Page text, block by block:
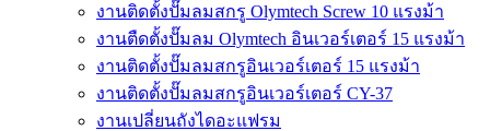
งานติดตั้งปั๊มลมสกรู Olymtech Screw 10 แรงม้า
งานตืดตั้งปั๊มลม Olymtech อินเวอร์เตอร์ 15 แรงม้า
งานติดตั้งปั๊มลมสกรูอินเวอร์เตอร์ 15 แรงม้า
งานติดตั้งปั๊มลมสกรูอินเวอร์เตอร์ CY-37
งานเปลี่ยนถังไดอะแฟรม